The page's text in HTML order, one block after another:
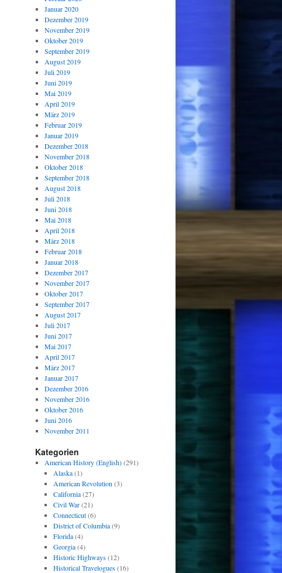
Januar 2020
Dezember 2019
November 2019
Oktober 2019
September 2019
August 2019
Juli 2019
Juni 2019
Mai 2019
April 2019
März 2019
Februar 2019
Januar 2019
Dezember 2018
November 2018
Oktober 2018
September 2018
August 2018
Juli 2018
Juni 2018
Mai 2018
April 2018
März 2018
Februar 2018
Januar 2018
Dezember 2017
November 2017
Oktober 2017
September 2017
August 2017
Juli 2017
Juni 2017
Mai 2017
April 2017
März 2017
Januar 2017
Dezember 2016
November 2016
Oktober 2016
Juni 2016
November 2011
Kategorien
American History (English)(291)
Alaska(1)
American Revolution (3)
California(27)
Civil War(21)
Connecticut(6)
District of Columbia(9)
Florida(4)
Georgia(4)
Historic Highways(12)
Historical Travelogues(16)